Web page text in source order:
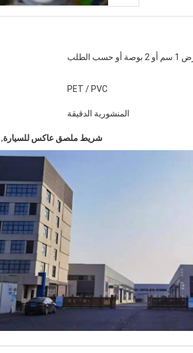
أو حسب الطلب
PET / PVC
المنشورية الدقيقة
شريط ملصق عاكس للسيارة,